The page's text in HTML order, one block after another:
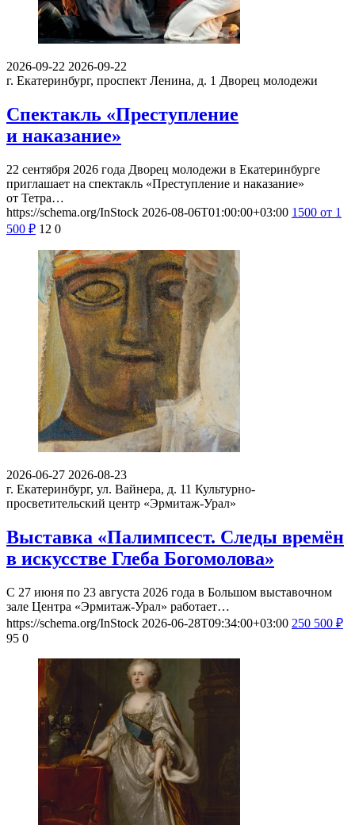
2026-09-22 2026-09-22
г. Екатеринбург, проспект Ленина, д. 1 Дворец молодежи
Спектакль «Преступление
и наказание»
22 сентября 2026 года Дворец молодежи в Екатеринбурге
приглашает на спектакль «Преступление и наказание»
от Тетра…
https://schema.org/InStock 2026-08-06T01:00:00+03:00 1500 от 1
500 ₽ 12 0
2026-06-27 2026-08-23
г. Екатеринбург, ул. Вайнера, д. 11 Культурно-
просветительский центр «Эрмитаж-Урал»
Выставка «Палимпсест. Следы времён
в искусстве Глеба Богомолова»
С 27 июня по 23 августа 2026 года в Большом выставочном
зале Центра «Эрмитаж-Урал» работает…
https://schema.org/InStock 2026-06-28T09:34:00+03:00 250 500 ₽
95 0